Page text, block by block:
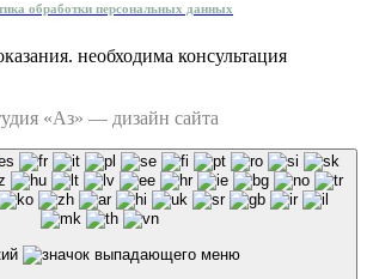
обработки персональных данных
необходима консультация
«Аз» — дизайн сайта